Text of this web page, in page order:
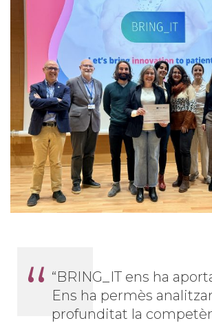
“BRING_IT ens ha aportat moltíssim.
Ens ha permès
profunditat la